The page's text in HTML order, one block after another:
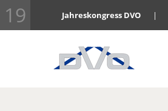
Jahreskongress DVO |
19